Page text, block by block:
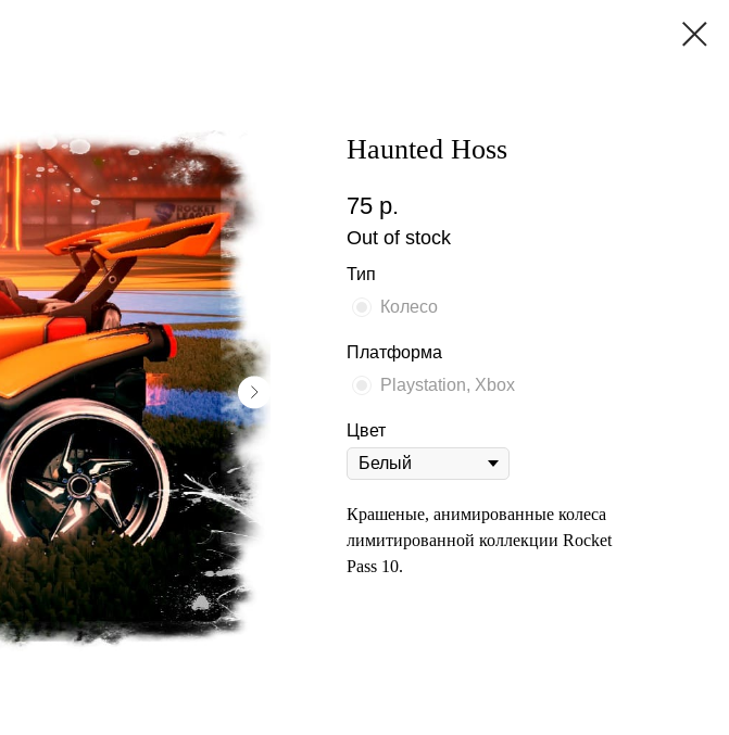
Haunted Hoss
75 р.
Out of stock
Тип
Колесо
Платформа
Playstation, Xbox
Цвет
Крашеные, анимированные колеса
лимитированной коллекции Rocket
Pass 10.